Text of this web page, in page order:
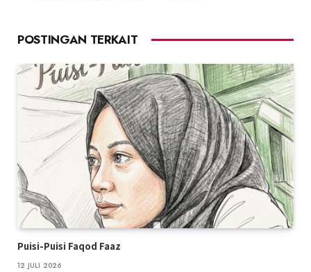
POSTINGAN TERKAIT
Puisi-Puisi Faqod Faaz
12 JULI 2026